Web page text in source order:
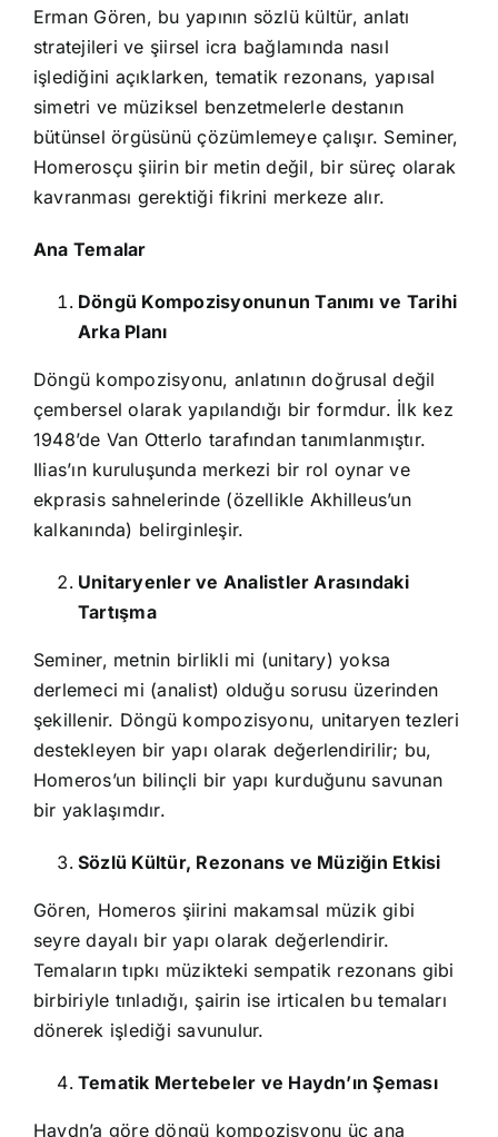
Erman Gören, bu yapının sözlü kültür, anlatı
stratejileri ve şiirsel icra bağlamında nasıl
işlediğini açıklarken, tematik rezonans, yapısal
simetri ve müziksel benzetmelerle destanın
bütünsel örgüsünü çözümlemeye çalışır. Seminer,
Homerosçu şiirin bir metin değil, bir süreç olarak
kavranması gerektiği fikrini merkeze alır.
Ana Temalar
Döngü Kompozisyonunun Tanımı ve Tarihi
Arka Planı
Döngü kompozisyonu, anlatının doğrusal değil
çembersel olarak yapılandığı bir formdur. İlk kez
1948’de Van Otterlo tarafından tanımlanmıştır.
Ilias’ın kuruluşunda merkezi bir rol oynar ve
ekprasis sahnelerinde (özellikle Akhilleus’un
kalkanında) belirginleşir.
Unitaryenler ve Analistler Arasındaki
Tartışma
Seminer, metnin birlikli mi (unitary) yoksa
derlemeci mi (analist) olduğu sorusu üzerinden
şekillenir. Döngü kompozisyonu, unitaryen tezleri
destekleyen bir yapı olarak değerlendirilir; bu,
Homeros’un bilinçli bir yapı kurduğunu savunan
bir yaklaşımdır.
Sözlü Kültür, Rezonans ve Müziğin Etkisi
Gören, Homeros şiirini makamsal müzik gibi
seyre dayalı bir yapı olarak değerlendirir.
Temaların tıpkı müzikteki sempatik rezonans gibi
birbiriyle tınladığı, şairin ise irticalen bu temaları
dönerek işlediği savunulur.
Tematik Mertebeler ve Haydn’ın Şeması
Haydn’a göre döngü kompozisyonu üç ana